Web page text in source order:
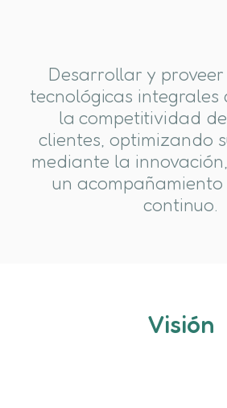
Desarrollar y proveer
tecnológicas integrales
la competitividad
clientes, optimizando
mediante la
un acompañamiento
continuo.
Visión